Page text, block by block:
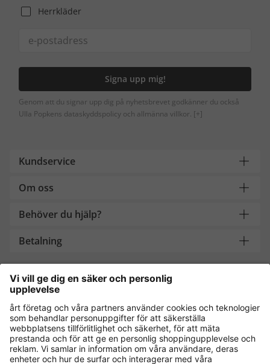
Herrkläder
Signa upp mig!
Genom att du signar upp dig på nyhetsbrevet godkänner du också
Ulla Popkens dataskyddspolicy och allmänna villkor. [+]
Kundservice
Om oss
Behöver du hjälp?
Betalning
Handla säkert med
Andra onlinebutiker
Sverige